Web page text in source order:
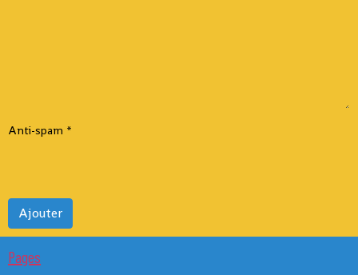
Anti-spam
Ajouter
Pages